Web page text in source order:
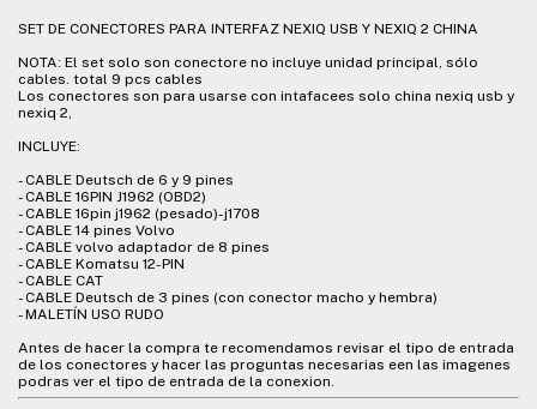
SET DE CONECTORES PARA INTERFAZ NEXIQ USB Y NEXIQ 2 CHINA
NOTA: El set solo son conectore no incluye unidad principal, sólo
cables. total 9 pcs cables
Los conectores son para usarse con intafacees solo china nexiq usb y
nexiq 2,
INCLUYE:
- CABLE Deutsch de 6 y 9 pines
- CABLE 16PIN J1962 (OBD2)
- CABLE 16pin j1962 (pesado)-j1708
- CABLE 14 pines Volvo
- CABLE volvo adaptador de 8 pines
- CABLE Komatsu 12-PIN
- CABLE CAT
- CABLE Deutsch de 3 pines (con conector macho y hembra)
- MALETÍN USO RUDO
Antes de hacer la compra te recomendamos revisar el tipo de entrada
de los conectores y hacer las proguntas necesarias een las imagenes
podras ver el tipo de entrada de la conexion.